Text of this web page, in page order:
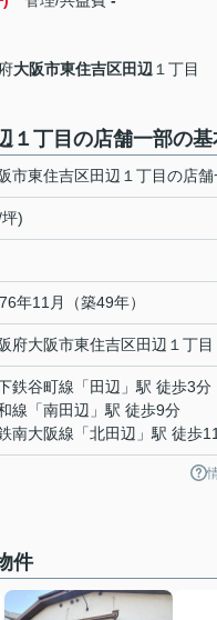
大阪市東住吉区田辺 １丁目
１丁目の店舗一部の
市東住吉区田辺１丁目の店
)
年11月（築49年）
府大阪市東住吉区田辺 １丁目
鉄谷町線 「 田辺 」駅 徒歩3分
線 「南田辺 」駅 徒歩9分
南大阪線 「北田辺 」駅 徒歩
件